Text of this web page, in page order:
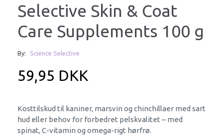
Selective Skin & Coat
Care Supplements 100 g
By: Science Selective
59,95 DKK
Kosttilskud til kaniner, marsvin og chinchillaer med sart
hud eller behov for forbedret pelskvalitet – med
spinat, C-vitamin og omega-rigt hørfrø.